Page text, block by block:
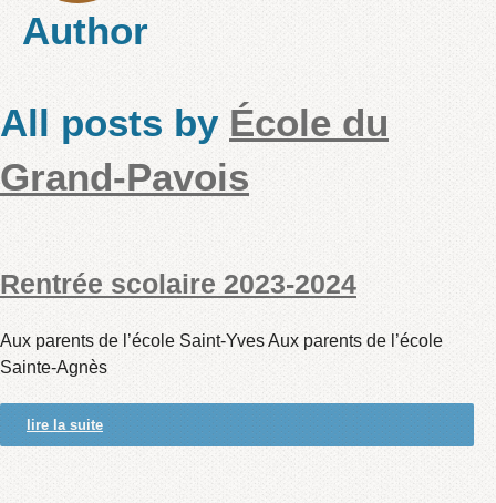
Author
All posts by École du
Grand-Pavois
Rentrée scolaire 2023-2024
Aux parents de l’école Saint-Yves Aux parents de l’école
Sainte-Agnès
lire la suite